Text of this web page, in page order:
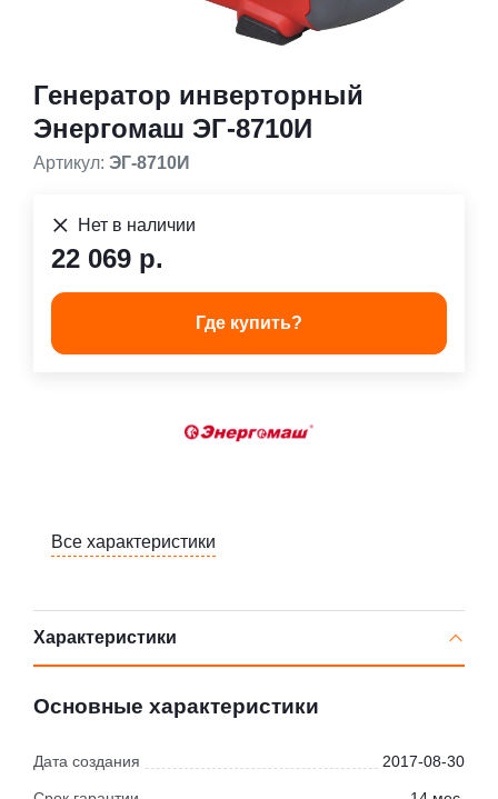
Генератор инверторный
Энергомаш ЭГ-8710И
Артикул: ЭГ-8710И
Нет в наличии
22 069 р.
Где купить?
Все характеристики
Характеристики
Основные характеристики
Дата создания 2017-08-30